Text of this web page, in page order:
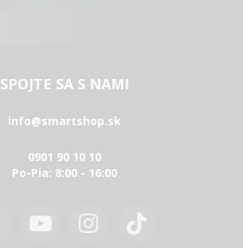
SPOJTE SA S NAMI
info@smartshop.sk
0901 90 10 10
Po-Pia: 8:00 - 16:00